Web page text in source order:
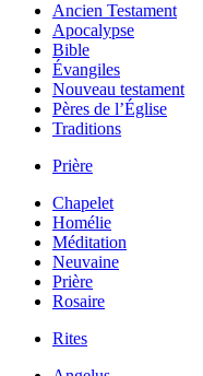
Ancien Testament
Apocalypse
Bible
Évangiles
Nouveau testament
Pères de l’Église
Traditions
Prière
Chapelet
Homélie
Méditation
Neuvaine
Prière
Rosaire
Rites